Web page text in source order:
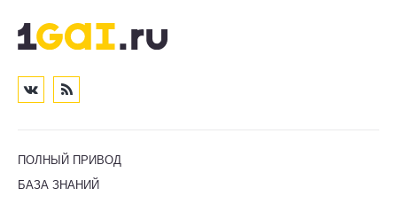
ПОЛНЫЙ ПРИВОД
БАЗА ЗНАНИЙ